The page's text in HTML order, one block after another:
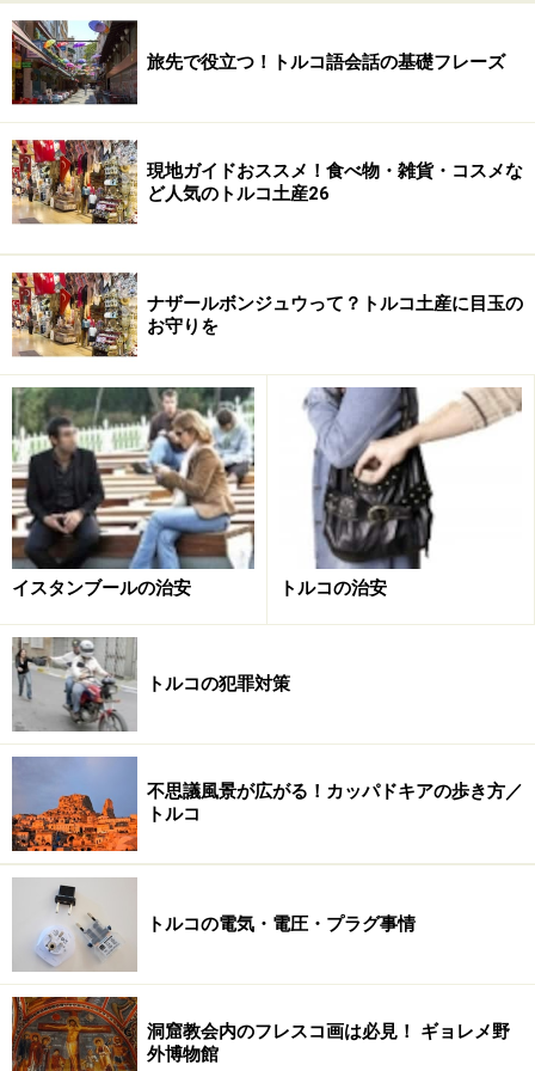
な感触。匂いはメーカーにもよりますが、例えばMAIA社
のものだと、なんだかアプリコット系のおいしそうな匂
も、ぐぐっと皮膚に浸透する感じの重たさ・粘つきが感
じられ、それだけに使用後は、しっとりとした保湿が長
時間感じられます。これがアンチ・エイジングに効くの
ですね。
このカタツムリエキス、トルコでは主にクリーム、パッ
ク、そしてカタツムリエキス入りの石鹸などが自然派コ
スメショップで販売されています。トルコ製であれば
（輸入製もあります）クリームが2,000円程度、パックが
150gで800円ほど、石鹸が一個400円と、かなりお手頃
価格。有名店としては、ウフラムル（店舗移動予定）や
ゼンジェフィルなどがあり、夜になると仕事帰りのワー
キングウーマンなどでごった返します。
狭い店内は自然派コスメとトルコ人女性でいっぱい！
＜DATA＞
■Zencefil（ゼンジェフィル）
住所：Rumeli Cad. No:92/1, Sisli
TEL：0212(233)5144
営業時間：08:15～20:30（日曜日定休）
アクセス：地下鉄オスマンベイ駅から徒歩1分
イスタンブールにある、カタツムリクリームを始めとし
た天然コスメを扱うショップについてはこちらの記事を
どうぞ＞＞＞ イスタンブールの天然コスメショップ
旅先で役立つ！トルコ語会話の基礎フレーズ
現地ガイドおススメ！食べ物・雑貨・コスメな
ど人気のトルコ土産26
ナザールボンジュウって？トルコ土産に目玉の
お守りを
イスタンブールの治安 トルコの治安
トルコの犯罪対策
不思議風景が広がる！カッパドキアの歩き方／
トルコ
トルコの電気・電圧・プラグ事情
洞窟教会内のフレスコ画は必見！ ギョレメ野
外博物館